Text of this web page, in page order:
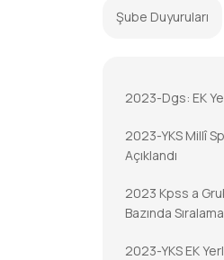
Şube Duyuruları
2023-Dgs: EK
2023-YKS Millî
Açıklandı
2023 Kpss a
Bazında
2023-YKS EK